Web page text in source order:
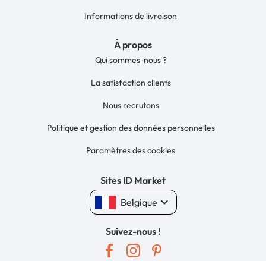
Informations de livraison
À propos
Qui sommes-nous ?
La satisfaction clients
Nous recrutons
Politique et gestion des données personnelles
Paramètres des cookies
Sites ID Market
Belgique keyboard_arrow_down
Suivez-nous !